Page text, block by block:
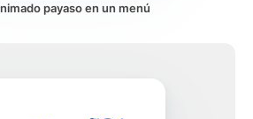
payaso en un menú